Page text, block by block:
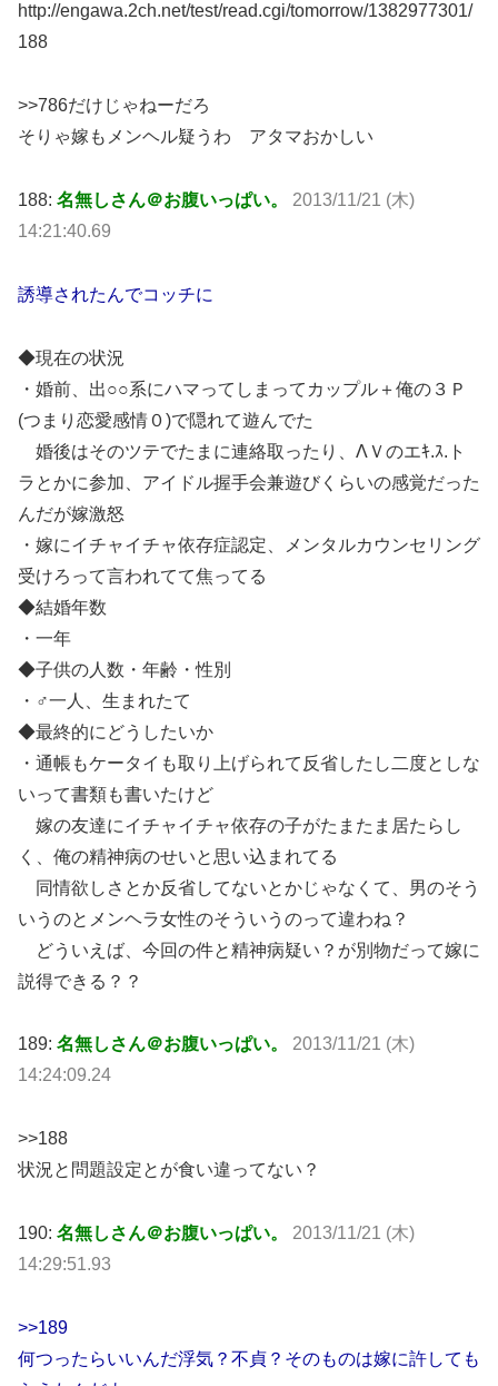
http://engawa.2ch.net/test/read.cgi/tomorrow/1382977301/
188
>>786だけじゃねーだろ
そりゃ嫁もメンヘル疑うわ アタマおかしい
188: 名無しさん＠お腹いっぱい。 2013/11/21 (木)
14:21:40.69
誘導されたんでコッチに
◆現在の状況
・婚前、出○○系にハマってしまってカップル＋俺の３Ｐ
(つまり恋愛感情０)で隠れて遊んでた
婚後はそのツテでたまに連絡取ったり、ΛＶのエｷ.ｽ.ト
ラとかに参加、アイドル握手会兼遊びくらいの感覚だった
んだが嫁激怒
・嫁にイチャイチャ依存症認定、メンタルカウンセリング
受けろって言われてて焦ってる
◆結婚年数
・一年
◆子供の人数・年齢・性別
・♂一人、生まれたて
◆最終的にどうしたいか
・通帳もケータイも取り上げられて反省したし二度としな
いって書類も書いたけど
嫁の友達にイチャイチャ依存の子がたまたま居たらし
く、俺の精神病のせいと思い込まれてる
同情欲しさとか反省してないとかじゃなくて、男のそう
いうのとメンヘラ女性のそういうのって違わね？
どういえば、今回の件と精神病疑い？が別物だって嫁に
説得できる？？
189: 名無しさん＠お腹いっぱい。 2013/11/21 (木)
14:24:09.24
>>188
状況と問題設定とが食い違ってない？
190: 名無しさん＠お腹いっぱい。 2013/11/21 (木)
14:29:51.93
>>189
何つったらいいんだ浮気？不貞？そのものは嫁に許しても